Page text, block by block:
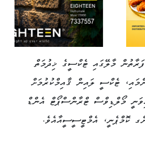
މާލޭގައި ޓެކްސީގެ ޚިދުމަތް
ޓެކްސީ ލައިން ޤާއިމްކުރުމަށް
މޯލްޑިވްސް ޓްރާންސްޕޯޓް އެންޑް
ކޮމްޕެނީ، އެމްޓީސީސީއާއެވެ.